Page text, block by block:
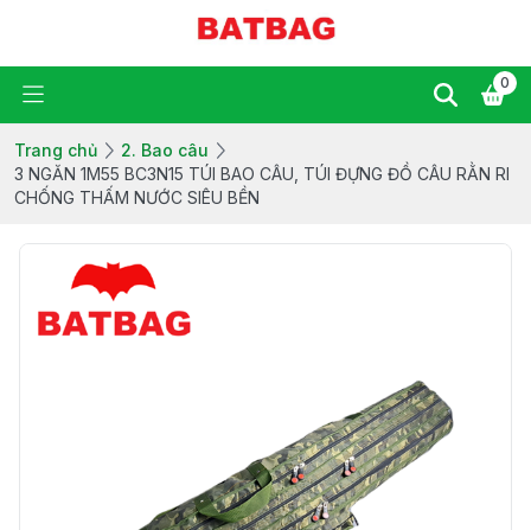
0
Trang chủ
2. Bao câu
3 NGĂN 1M55 BC3N15 TÚI BAO CÂU, TÚI ĐỰNG ĐỒ CÂU RẰN RI
CHỐNG THẤM NƯỚC SIÊU BỀN